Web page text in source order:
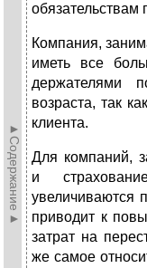
►Содержание►
Компания,
иметь все
держателями
возраста, так
клиента.
Для компаний,
и
увеличиваются
приводит к
затрат на
же самое